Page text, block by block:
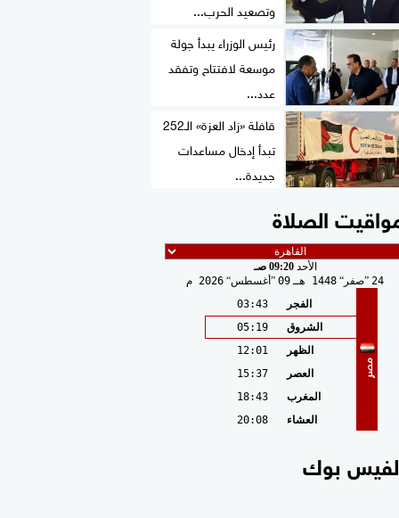
وتصعيد الحرب...
رئيس الوزراء يبدأ جولة
موسعة لافتتاح وتفقد
عدد...
قافلة «زاد العزة» الـ252
تبدأ إدخال مساعدات
جديدة...
الصلاة
الأحد09:20 صـ
24 صفر 1448 هـ 09 أغسطس 2026 م
مصر
الفجر
03:43
الشروق
05:19
الظهر
12:01
العصر
15:37
المغرب
18:43
العشاء
20:08
بوك